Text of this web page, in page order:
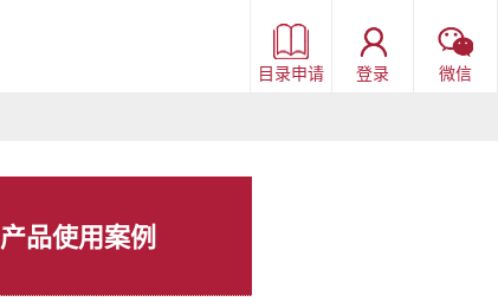
目录申请 登录
微信
产品使用案例